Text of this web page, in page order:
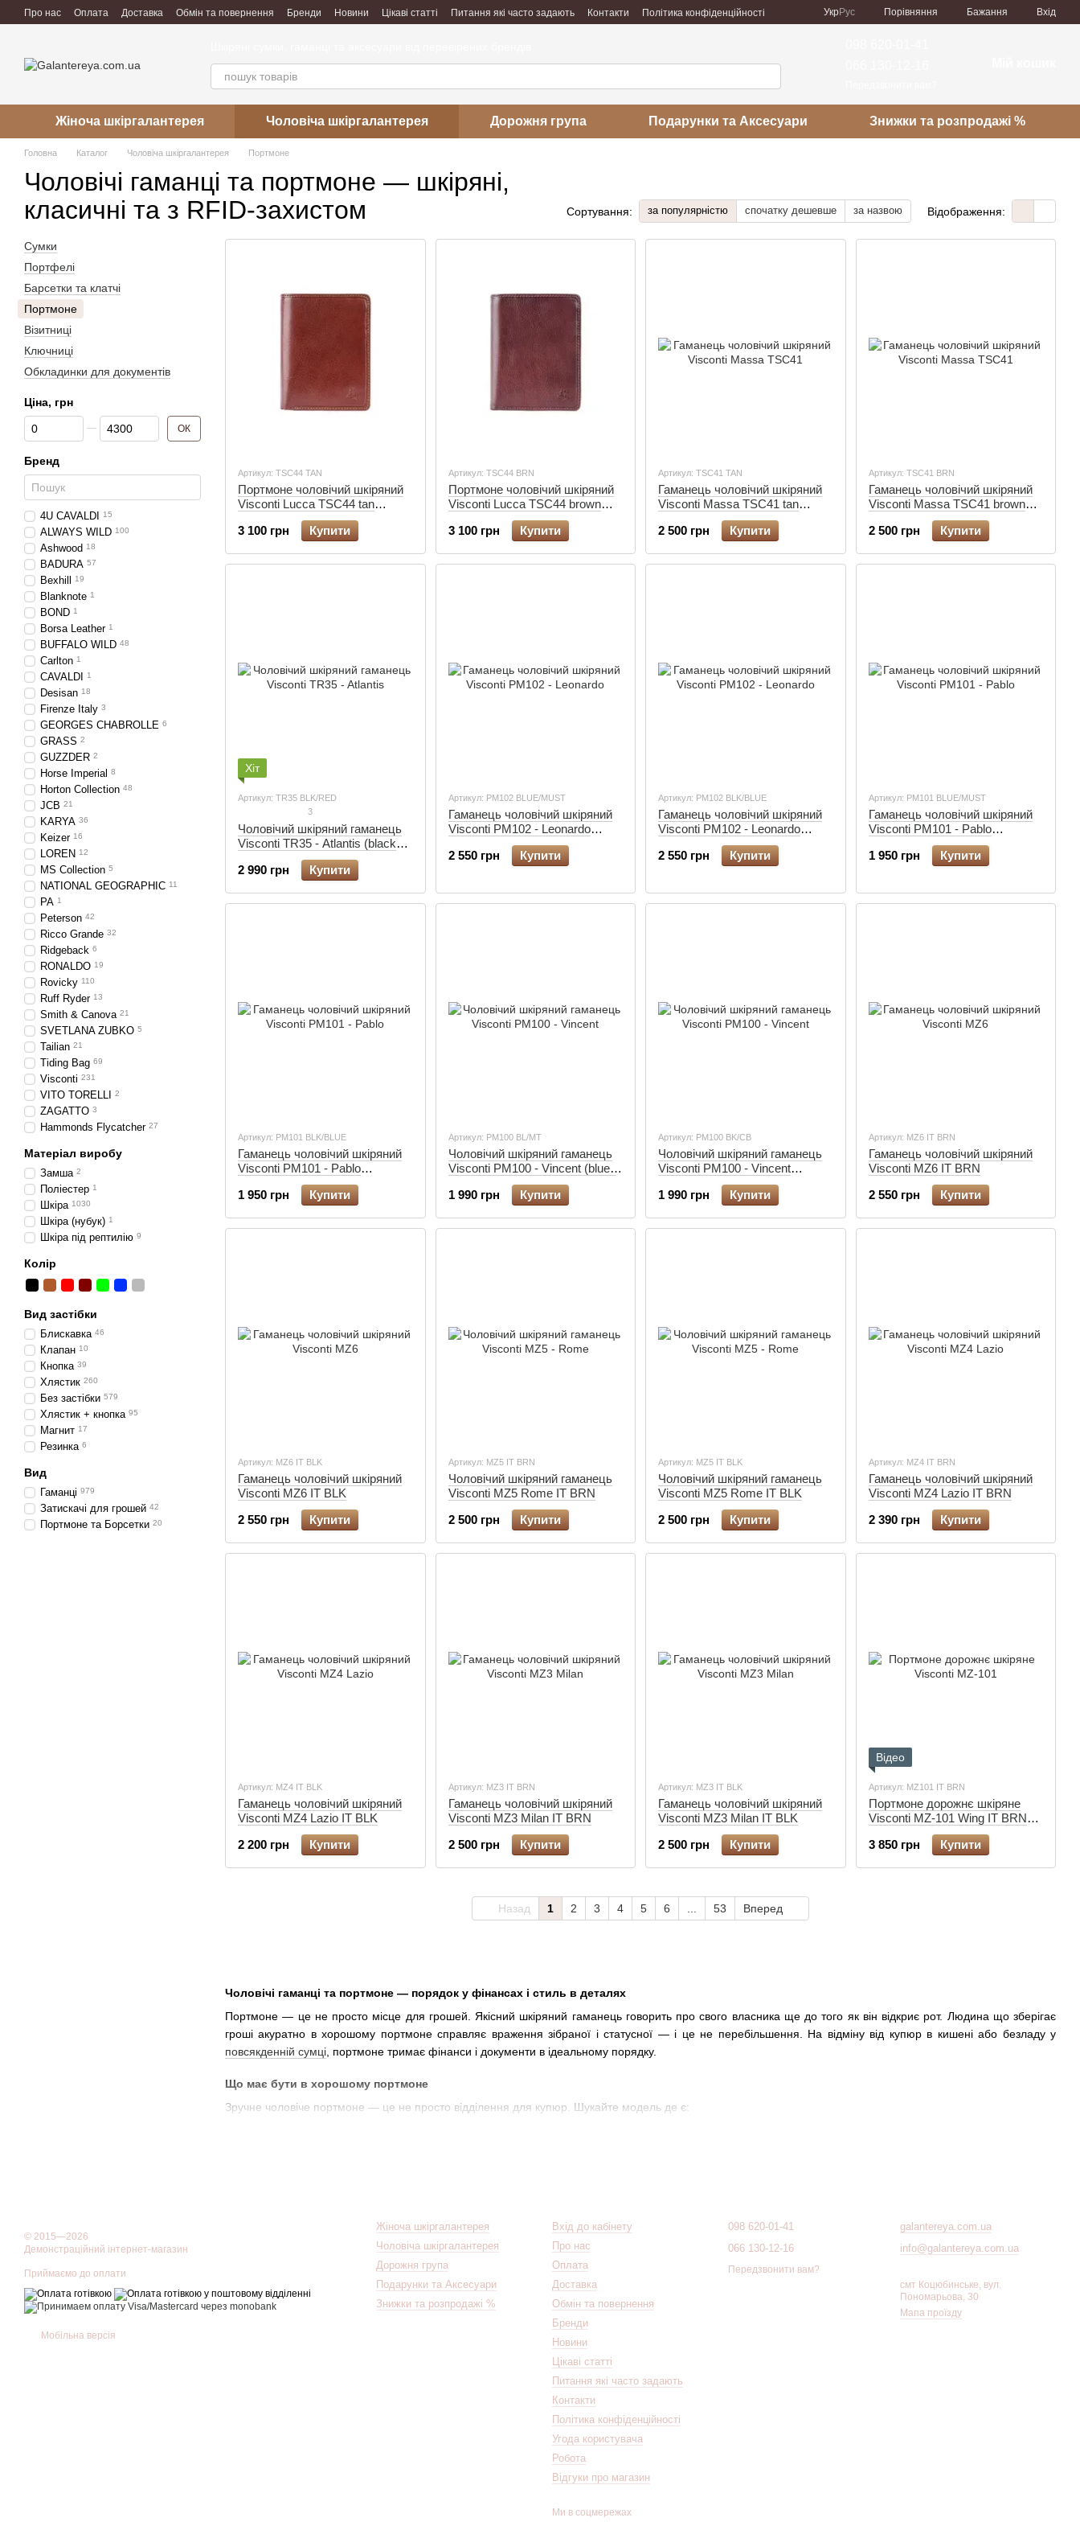
Перейти до основного контенту
Про нас Оплата Доставка Обмін та повернення Бренди Новини Цікаві статті Питання які часто задають Контакти
Політика конфіденційності
УкрРус Порівняння Бажання Вхід
Жіноча шкіргалантерея Чоловіча шкіргалантерея Дорожня група Подарунки та Аксесуари Знижки та розпродажі %
Головна Каталог Чоловіча шкіргалантерея Портмоне
Чоловічі гаманці та портмоне — шкіряні,
класичні та з RFID-захистом
Сортування: за популярністю спочатку дешевше за назвою Відображення:
Чоловічі гаманці та портмоне — порядок у фінансах і стиль в деталях
Портмоне — це не просто місце для грошей. Якісний шкіряний гаманець говорить про свого власника ще до того як він відкриє рот. Людина що зберігає
гроші акуратно в хорошому портмоне справляє враження зібраної і статусної — і це не перебільшення. На відміну від купюр в кишені або безладу у
повсякденній сумці , портмоне тримає фінанси і документи в ідеальному порядку.
Що має бути в хорошому портмоне
Зручне чоловіче портмоне — це не просто відділення для купюр. Шукайте модель де є:
RFID-захист— технологію блокування безконтактного зчитування банківських карток. Портмоне Visconti з RFID-захистом надійно
захищають від шахрайства в громадських місцях. Це не маркетинговий трюк — реальна необхідність для власників безконтактних карток.
Портмоне має компактну прямокутну форму що дозволяє носити його в кишені брюк. Але найзручніше — у внутрішній кишеніділового портфеля
яка сама по собі замінює гаманець — портмоне використовується разом з іншими аксесуарами.
Шкіряне портмоне — один з найвдаліших подарунків для чоловіка будь-якого віку. Практичний, довговічний і завжди доречний. Гаманець з RFID-захистом
від Visconti — подарунок що використовуватиметься щодня і буде нагадувати про дарувальника роками.
У каталозі — чоловічі шкіряні портмоне від Visconti та інших перевірених брендів. Класичні, біфолд і моделі з RFID-захистом. Доставка по всій Україні.
Артикул: TSC44 TAN
Портмоне чоловічий шкіряний
Visconti Lucca TSC44 tan
3 100 грн
Купити
Артикул: TSC44 BRN
Портмоне чоловічий шкіряний
Visconti Lucca TSC44 brown
3 100 грн
Купити
Артикул: TSC41 TAN
Гаманець чоловічий шкіряний
Visconti Massa TSC41 tan
2 500 грн
Купити
Артикул: TSC41 BRN
Гаманець чоловічий шкіряний
Visconti Massa TSC41 brown
2 500 грн
Купити
Хіт
Артикул: TR35 BLK/RED
3
Чоловічий шкіряний гаманець
Visconti TR35 - Atlantis (black
2 990 грн
Купити
Артикул: PM102 BLUE/MUST
Гаманець чоловічий шкіряний
Visconti PM102 - Leonardo
(blue/mustard)
2 550 грн
Купити
Артикул: PM102 BLK/BLUE
Гаманець чоловічий шкіряний
Visconti PM102 - Leonardo
(black/cobalt)
2 550 грн
Купити
Артикул: PM101 BLUE/MUST
Гаманець чоловічий шкіряний
Visconti PM101 - Pablo
(blue/mustard)
1 950 грн
Купити
Артикул: PM101 BLK/BLUE
Гаманець чоловічий шкіряний
Visconti PM101 - Pablo
(black/cobalt)
1 950 грн
Купити
Артикул: PM100 BL/MT
Чоловічий шкіряний гаманець
Visconti PM100 - Vincent (blue /
1 990 грн
Купити
Артикул: PM100 BK/CB
Чоловічий шкіряний гаманець
Visconti PM100 - Vincent
(black/cobalt)
1 990 грн
Купити
Артикул: MZ6 IT BRN
Гаманець чоловічий шкіряний
Visconti MZ6 IT BRN
2 550 грн
Купити
Артикул: MZ6 IT BLK
Гаманець чоловічий шкіряний
Visconti MZ6 IT BLK
2 550 грн
Купити
Артикул: MZ5 IT BRN
Чоловічий шкіряний гаманець
Visconti MZ5 Rome IT BRN
2 500 грн
Купити
Артикул: MZ5 IT BLK
Чоловічий шкіряний гаманець
Visconti MZ5 Rome IT BLK
2 500 грн
Купити
Артикул: MZ4 IT BRN
Гаманець чоловічий шкіряний
Visconti MZ4 Lazio IT BRN
2 390 грн
Купити
Артикул: MZ4 IT BLK
Гаманець чоловічий шкіряний
Visconti MZ4 Lazio IT BLK
2 200 грн
Купити
Артикул: MZ3 IT BRN
Гаманець чоловічий шкіряний
Visconti MZ3 Milan IT BRN
2 500 грн
Купити
Артикул: MZ3 IT BLK
Гаманець чоловічий шкіряний
Visconti MZ3 Milan IT BLK
2 500 грн
Купити
Відео
Артикул: MZ101 IT BRN
Портмоне дорожнє шкіряне
Visconti MZ-101 Wing IT BRN
3 850 грн
Купити
Назад 1 2 3 4 5 6 53 Вперед
Сумки
Портфелі
Барсетки та клатчі
Портмоне
Візитниці
Ключниці
Обкладинки для документів
Ціна, грн
Від Ціна, грн
До Ціна, грн ОК
Бренд
4U CAVALDI 15
ALWAYS WILD 100
Ashwood 18
BADURA 57
Bexhill 19
Blanknote 1
BOND 1
Borsa Leather 1
BUFFALO WILD 48
Carlton 1
CAVALDI 1
Desisan 18
Firenze Italy 3
GEORGES CHABROLLE 6
GRASS 2
GUZZDER 2
Horse Imperial 8
Horton Collection 48
JCB 21
KARYA 36
Keizer 16
LOREN 12
MS Collection 5
NATIONAL GEOGRAPHIC 11
PA 1
Peterson 42
Ricco Grande 32
Ridgeback 6
RONALDO 19
Rovicky 110
Ruff Ryder 13
Smith & Canova 21
SVETLANA ZUBKO 5
Tailian 21
Tiding Bag 69
Visconti 231
VITO TORELLI 2
ZAGATTO 3
Hammonds Flycatcher 27
Матеріал виробу
Замша 2
Поліестер 1
Шкіра 1030
Шкіра (нубук) 1
Шкіра під рептилію 9
Колір
Вид застібки
Блискавка 46
Клапан 10
Кнопка 39
Хлястик 260
Без застібки 579
Хлястик + кнопка 95
Магнит 17
Резинка 6
Вид
Гаманці 979
Затискачі для грошей 42
Портмоне та Борсетки 20
© 2015—2026
Демонстраційний інтернет-магазин
Приймаємо до оплати
Мобільна версія
Жіноча шкіргалантерея
Чоловіча шкіргалантерея
Дорожня група
Подарунки та Аксесуари
Знижки та розпродажі %
Вхід до кабінету
Про нас
Оплата
Доставка
Обмін та повернення
Бренди
Новини
Цікаві статті
Питання які часто задають
Контакти
Політика конфіденційності
Угода користувача
Робота
Відгуки про магазин
Ми в соцмережах
098 620-01-41
066 130-12-16
Передзвонити вам?
galantereya.com.ua
info@galantereya.com.ua
смт Коцюбинське, вул.
Пономарьова, 30
Мапа проїзду